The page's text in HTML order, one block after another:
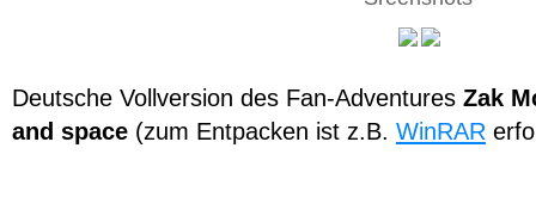
Deutsche Vollversion des Fan-Adventures Zak
and space (zum Entpacken ist z.B. WinRAR